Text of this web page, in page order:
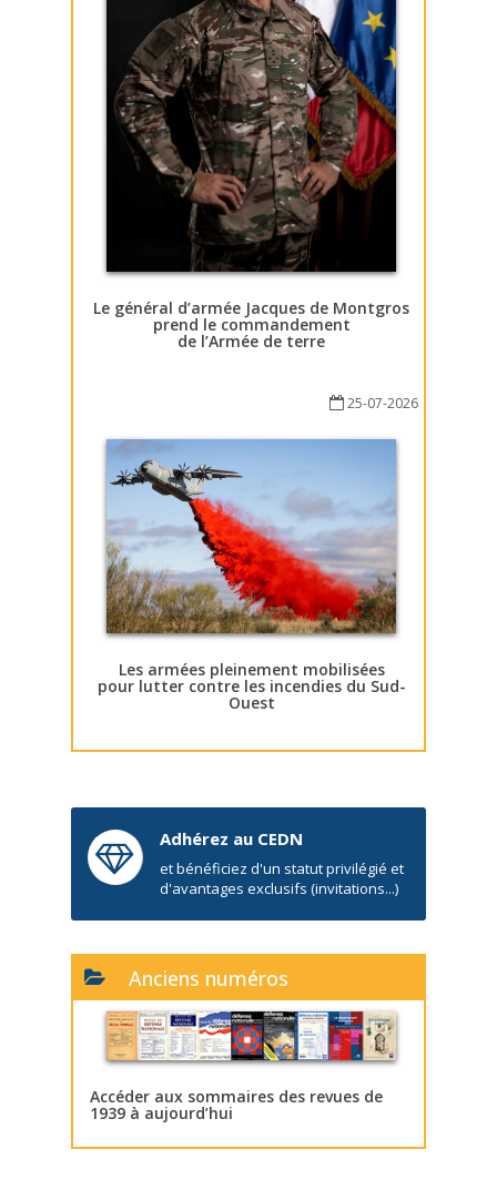
Le général d’armée Jacques de Montgros
prend le commandement
de l’Armée de terre
25-07-2026
Les armées pleinement mobilisées
pour lutter contre les incendies du Sud-
Ouest
Adhérez au CEDN
et bénéficiez d'un statut privilégié et
d'avantages exclusifs (invitations...)
Anciens numéros
Accéder aux sommaires des revues de
1939 à aujourd’hui